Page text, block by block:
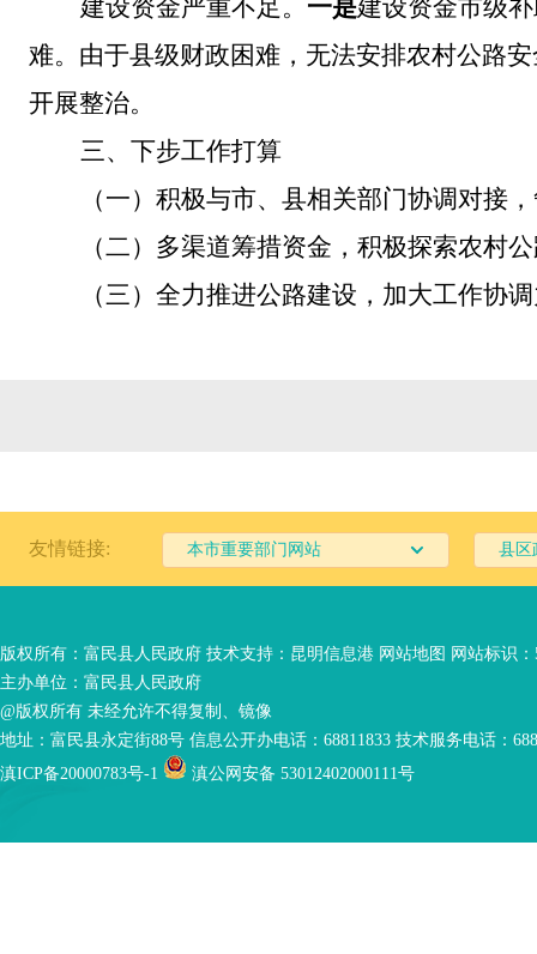
建设资金严重不足 。 一是建设资金市级
难。由于县级财政困难，无法安排农村公路
开展整治。
三、 下步工作打算
（一） 积极与市、县相关部门协调对接
（二） 多渠道筹措资金，积极探索农村
（三） 全力推进公路建设，加大工作协
友情链接: 本市重要部门网站 县区
版权所有：富民县人民政府 技术支持： 昆明信息港 网站地图 网站标识：
主办单位：富民县人民政府
@版权所有 未经允许不得复制、镜像
地址：富民县永定街88号 信息公开办电话：68811833 技术服务电话：
滇ICP备20000783号-1
滇公网安备 53012402000111号